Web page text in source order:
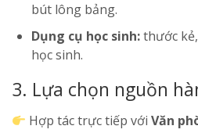
bút lông bảng.
Dụng cụ học sinh:thước
học sinh.
3. Lựa chọn nguồn
Hợp tác trực tiếp vớiVăn